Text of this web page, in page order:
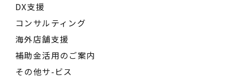
DX支援
コンサルティング
海外店舗支援
補助金活用のご案内
その他サ-ビス